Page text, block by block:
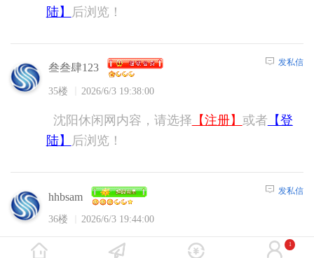
陆】
后浏览！
叁叁肆123
35楼 2026/6/3 19:38:00
发私信
沈阳休闲网内容，请选择 【注册】 或者 【登
陆】
后浏览！
hhbsam
36楼 2026/6/3 19:44:00
发私信
沈阳休闲网内容，请选择【注册】 【登
1